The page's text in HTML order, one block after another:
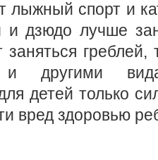
лыжный спорт и
и дзюдо лучше
заняться
другими
детей только
вред здоровью